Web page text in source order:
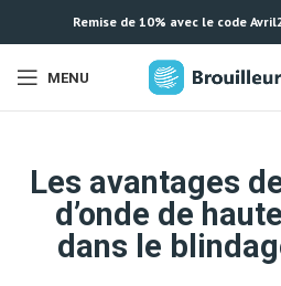
Remise de 10% avec le code
MENU
Les avantages
d’onde de
dans le